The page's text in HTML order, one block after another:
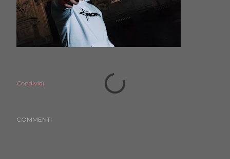
Condividi
COMMENTI